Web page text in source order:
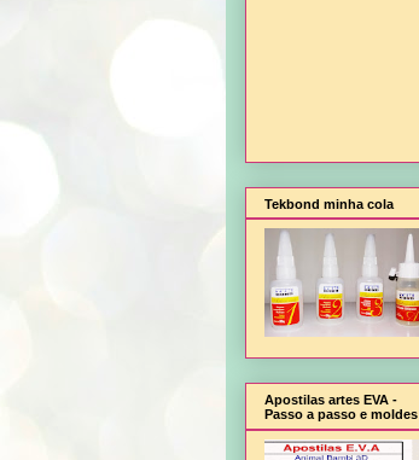
Tekbond minha cola
Apostilas artes EVA -
Passo a passo e moldes